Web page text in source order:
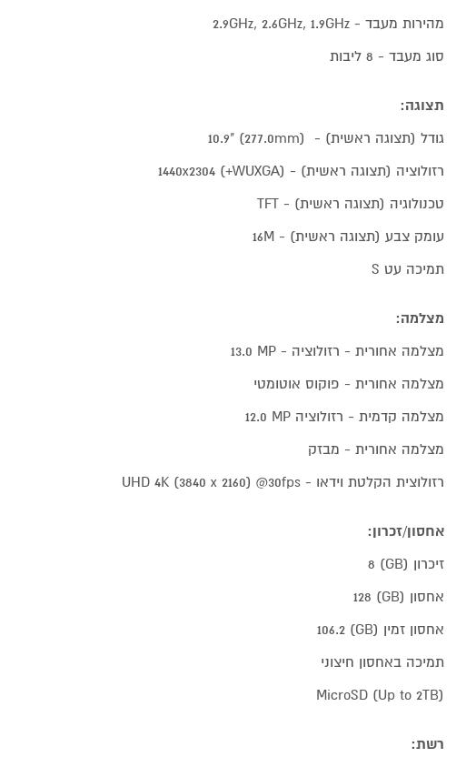
מהירות מעבד - 2.9GHz, 2.6GHz, 1.9GHz
סוג מעבד - 8 ליבות
תצוגה:
גודל (תצוגה ראשית) - (277.0mm) 10.9"‎
רזולוציה (תצוגה ראשית) - (WUXGA+) 1440x2304‎
טכנולוגיה (תצוגה ראשית) - TFT
עומק צבע (תצוגה ראשית) - ‎16M‎
תמיכה עט S
מצלמה:
מצלמה אחורית - רזולוציה - ‎13.0 MP‎
מצלמה אחורית - פוקוס אוטומטי
מצלמה קדמית - רזולוציה ‎12.0 MP‎
מצלמה אחורית - מבזק
רזולוצית הקלטת וידאו - UHD 4K (3840 x 2160) @30fps‎
אחסון/זכרון:
זיכרון (GB) 8
אחסון (GB) 128
אחסון זמין (GB) 106.2
תמיכה באחסון חיצוני
MicroSD (Up to 2TB)
רשת: